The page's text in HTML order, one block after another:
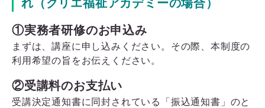
①実務者研修のお申込み
まずは、講座に申し込みください。その際、本制度の
利用希望の旨をお伝えください。
②受講料のお支払い
受講決定通知書に同封されている「振込通知書」のと